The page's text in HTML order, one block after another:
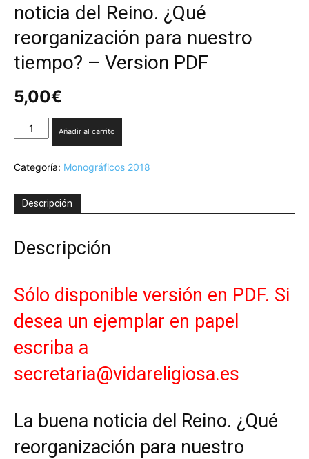
noticia del Reino. ¿Qué
reorganización para nuestro
tiempo? – Version PDF
5,00€
Monográfico
IV-
La
noticia
¿Qué
reorganización
tiempo?
Version
PDF
cantidad
Añadir al carrito
Categoría: Monográficos 2018
Descripción
Descripción
Sólo disponible versión en PDF. Si
desea un ejemplar en papel
escriba a
secretaria@vidareligiosa.es
La buena noticia del Reino. ¿Qué
reorganización para nuestro